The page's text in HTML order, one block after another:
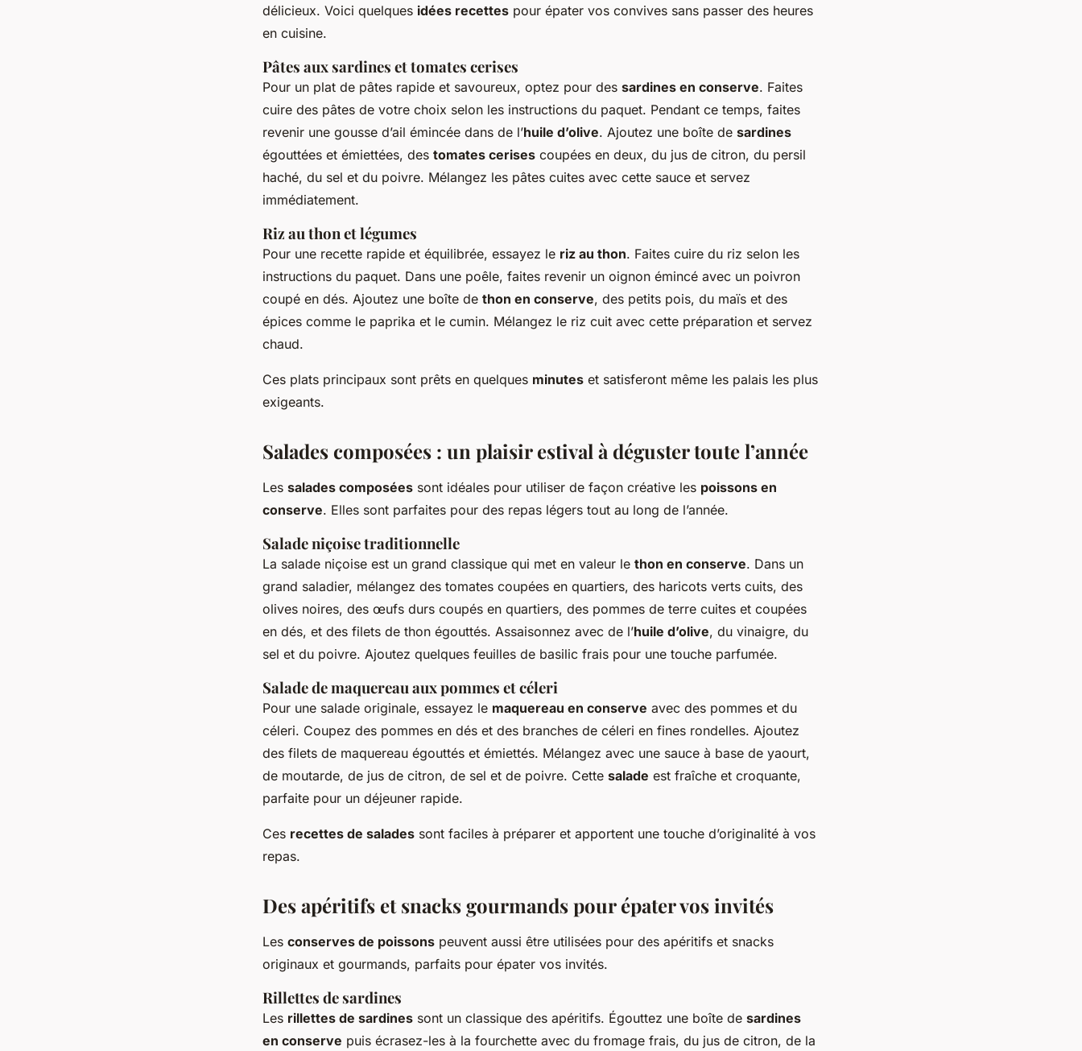
délicieux. Voici quelques idées recettes pour épater vos convives sans passer des heures
en cuisine.
Pâtes aux sardines et tomates cerises
Pour un plat de pâtes rapide et savoureux, optez pour des sardines en conserve. Faites
cuire des pâtes de votre choix selon les instructions du paquet. Pendant ce temps, faites
revenir une gousse d’ail émincée dans de l’huile d’olive. Ajoutez une boîte de sardines
égouttées et émiettées, des tomates cerises coupées en deux, du jus de citron, du persil
haché, du sel et du poivre. Mélangez les pâtes cuites avec cette sauce et servez
immédiatement.
Riz au thon et légumes
Pour une recette rapide et équilibrée, essayez le riz au thon. Faites cuire du riz selon les
instructions du paquet. Dans une poêle, faites revenir un oignon émincé avec un poivron
coupé en dés. Ajoutez une boîte de thon en conserve, des petits pois, du maïs et des
épices comme le paprika et le cumin. Mélangez le riz cuit avec cette préparation et servez
chaud.
Ces plats principaux sont prêts en quelques minutes et satisferont même les palais les plus
exigeants.
Salades composées : un plaisir estival à déguster toute l’année
Les salades composées sont idéales pour utiliser de façon créative les poissons en
conserve. Elles sont parfaites pour des repas légers tout au long de l’année.
Salade niçoise traditionnelle
La salade niçoise est un grand classique qui met en valeur le thon en conserve. Dans un
grand saladier, mélangez des tomates coupées en quartiers, des haricots verts cuits, des
olives noires, des œufs durs coupés en quartiers, des pommes de terre cuites et coupées
en dés, et des filets de thon égouttés. Assaisonnez avec de l’huile d’olive, du vinaigre, du
sel et du poivre. Ajoutez quelques feuilles de basilic frais pour une touche parfumée.
Salade de maquereau aux pommes et céleri
Pour une salade originale, essayez le maquereau en conserve avec des pommes et du
céleri. Coupez des pommes en dés et des branches de céleri en fines rondelles. Ajoutez
des filets de maquereau égouttés et émiettés. Mélangez avec une sauce à base de yaourt,
de moutarde, de jus de citron, de sel et de poivre. Cette salade est fraîche et croquante,
parfaite pour un déjeuner rapide.
Ces recettes de salades sont faciles à préparer et apportent une touche d’originalité à vos
repas.
Des apéritifs et snacks gourmands pour épater vos invités
Les conserves de poissons peuvent aussi être utilisées pour des apéritifs et snacks
originaux et gourmands, parfaits pour épater vos invités.
Rillettes de sardines
Les rillettes de sardines sont un classique des apéritifs. Égouttez une boîte de sardines
en conserve puis écrasez-les à la fourchette avec du fromage frais, du jus de citron, de la